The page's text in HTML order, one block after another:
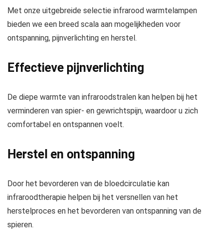
Met onze uitgebreide selectie infrarood warmtelampen
bieden we een breed scala aan mogelijkheden voor
ontspanning, pijnverlichting en herstel.
Effectieve pijnverlichting
De diepe warmte van infraroodstralen kan helpen bij het
verminderen van spier- en gewrichtspijn, waardoor u zich
comfortabel en ontspannen voelt.
Herstel en ontspanning
Door het bevorderen van de bloedcirculatie kan
infraroodtherapie helpen bij het versnellen van het
herstelproces en het bevorderen van ontspanning van de
spieren.